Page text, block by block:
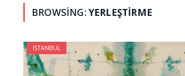
BROWSING:YERLEŞTIRME
İSTANBUL